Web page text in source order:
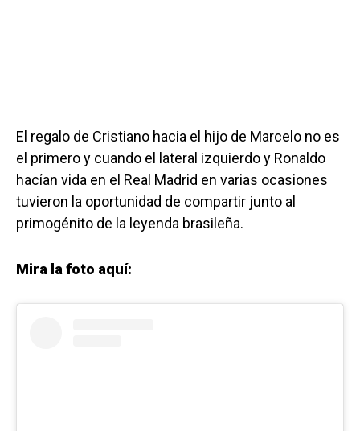
El regalo de Cristiano hacia el hijo de Marcelo no es
el primero y cuando el lateral izquierdo y Ronaldo
hacían vida en el Real Madrid en varias ocasiones
tuvieron la oportunidad de compartir junto al
primogénito de la leyenda brasileña.
Mira la foto aquí: